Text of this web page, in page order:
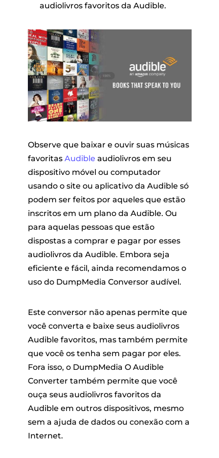
audiolivros favoritos da Audible.
Observe que baixar e ouvir suas músicas
favoritas Audible audiolivros em seu
dispositivo móvel ou computador
usando o site ou aplicativo da Audible só
podem ser feitos por aqueles que estão
inscritos em um plano da Audible. Ou
para aquelas pessoas que estão
dispostas a comprar e pagar por esses
audiolivros da Audible. Embora seja
eficiente e fácil, ainda recomendamos o
uso do DumpMedia Conversor audível.
Este conversor não apenas permite que
você converta e baixe seus audiolivros
Audible favoritos, mas também permite
que você os tenha sem pagar por eles.
Fora isso, o DumpMedia O Audible
Converter também permite que você
ouça seus audiolivros favoritos da
Audible em outros dispositivos, mesmo
sem a ajuda de dados ou conexão com a
Internet.